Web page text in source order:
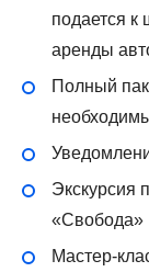
подается
аренды
Полный
Экскурсия
«Свобода»
Мастер-